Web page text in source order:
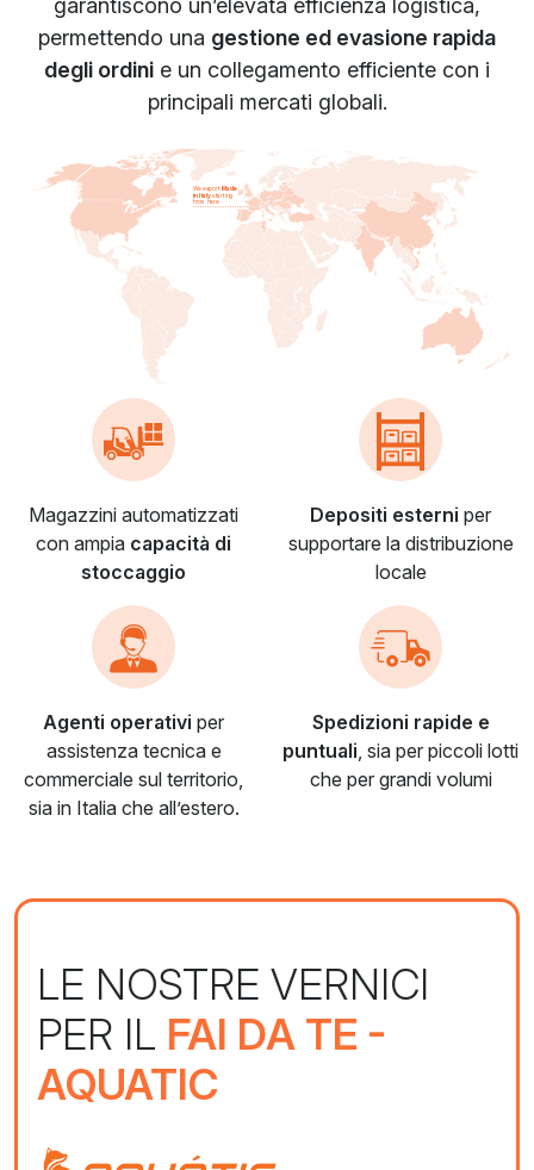
garantiscono un’elevata efficienza logistica,
permettendo una gestione ed evasione rapida
degli ordini e un collegamento efficiente con i
principali mercati globali.
We exportMade
in Italy starting
from here
Magazzini automatizzati
con ampia capacità di
stoccaggio
Depositi esterni per
supportare la distribuzione
locale
Agenti operativi per
assistenza tecnica e
commerciale sul territorio,
sia in Italia che all’estero.
Spedizioni rapide e
puntuali, sia per piccoli lotti
che per grandi volumi
LE NOSTRE VERNICI
PER IL FAI DA TE -
AQUATIC